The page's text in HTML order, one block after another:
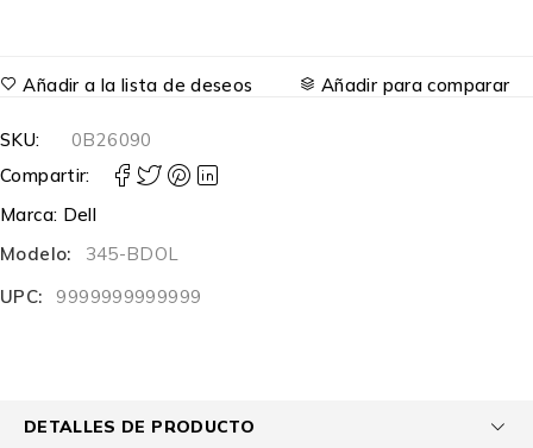
Añadir a la lista de deseos Añadir para comparar
SKU:
0B26090
Compartir:
Marca: Dell
Modelo:
345-BDOL
UPC:
9999999999999
DETALLES DE PRODUCTO